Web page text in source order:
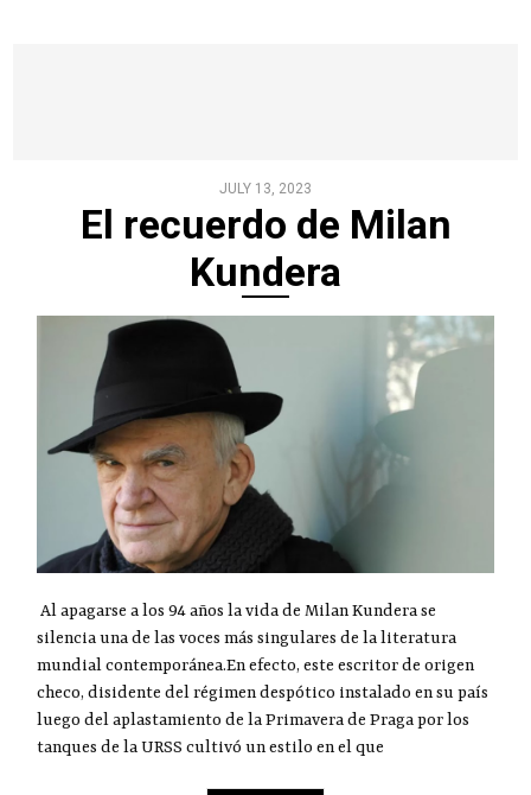
JULY 13, 2023
El recuerdo de Milan
Kundera
Al apagarse a los 94 años la vida de Milan Kundera se
silencia una de las voces más singulares de la literatura
mundial contemporánea.En efecto, este escritor de origen
checo, disidente del régimen despótico instalado en su país
luego del aplastamiento de la Primavera de Praga por los
tanques de la URSS cultivó un estilo en el que